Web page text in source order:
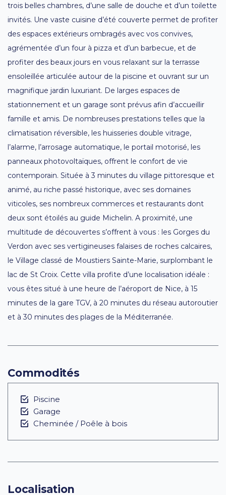
trois belles chambres, d’une salle de douche et d’un toilette
invités. Une vaste cuisine d’été couverte permet de profiter
des espaces extérieurs ombragés avec vos convives,
agrémentée d’un four à pizza et d’un barbecue, et de
profiter des beaux jours en vous relaxant sur la terrasse
ensoleillée articulée autour de la piscine et ouvrant sur un
magnifique jardin luxuriant. De larges espaces de
stationnement et un garage sont prévus afin d’accueillir
famille et amis. De nombreuses prestations telles que la
climatisation réversible, les huisseries double vitrage,
l’alarme, l’arrosage automatique, le portail motorisé, les
panneaux photovoltaïques, offrent le confort de vie
contemporain. Située à 3 minutes du village pittoresque et
animé, au riche passé historique, avec ses domaines
viticoles, ses nombreux commerces et restaurants dont
deux sont étoilés au guide Michelin. A proximité, une
multitude de découvertes s’offrent à vous : les Gorges du
Verdon avec ses vertigineuses falaises de roches calcaires,
le Village classé de Moustiers Sainte-Marie, surplombant le
lac de St Croix. Cette villa profite d’une localisation idéale :
vous êtes situé à une heure de l’aéroport de Nice, à 15
minutes de la gare TGV, à 20 minutes du réseau autoroutier
et à 30 minutes des plages de la Méditerranée.
Commodités
Piscine
Garage
Cheminée / Poêle à bois
Localisation